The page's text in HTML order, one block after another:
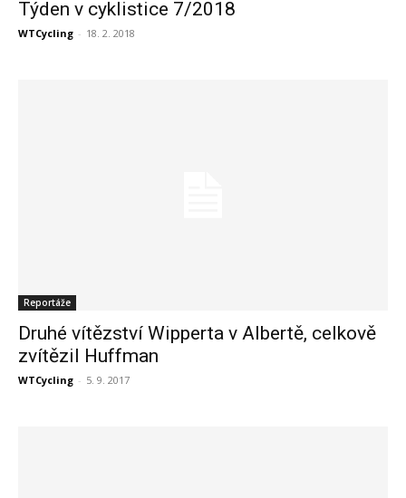
Týden v cyklistice 7/2018
WTCycling - 18. 2. 2018
Reportáže
Druhé vítězství Wipperta v Albertě, celkově
zvítězil Huffman
WTCycling - 5. 9. 2017